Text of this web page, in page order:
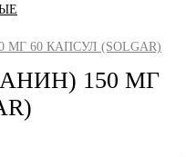
МГ 60 КАПСУЛ (SOLGAR)
150 МГ